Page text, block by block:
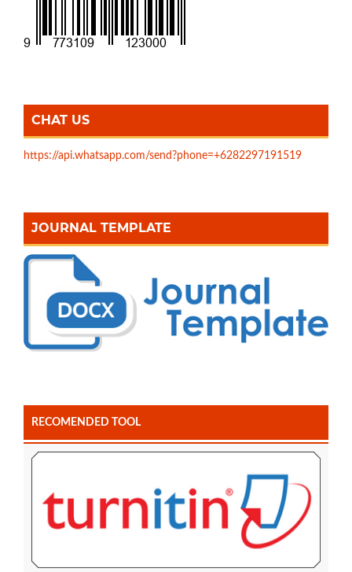
CHAT US
https://api.whatsapp.com/send?phone=+6282297191519
JOURNAL TEMPLATE
RECOMENDED TOOL